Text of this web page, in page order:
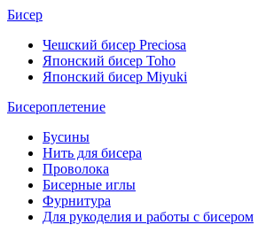
Бисер
Чешский бисер Preciosa
Японский бисер Toho
Японский бисер Miyuki
Бисероплетение
Бусины
Нить для бисера
Проволока
Бисерные иглы
Фурнитура
Для рукоделия и работы с бисером